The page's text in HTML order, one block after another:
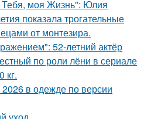
моя Жизнь": Юлия
показала трогательные
от монтезира.
52-летний актёр
по роли лёни в сериале
кг.
в одежде по версии